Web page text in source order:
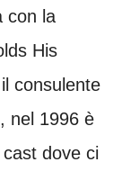
con la
His
consulente
nel 1996 è
dove ci